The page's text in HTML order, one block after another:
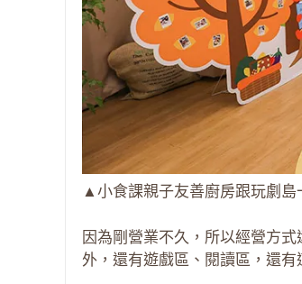
▲小食課親子友善廚房跟玩劇島
因為剛營業不久，所以經營方
外，還有遊戲區、閱讀區，還